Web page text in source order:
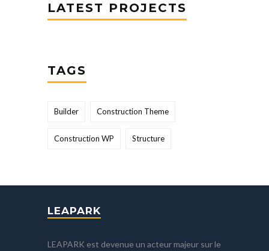
LATEST PROJECTS
TAGS
Builder Construction Theme
Construction WP Structure
LEAPARK
LEAPARK est devenue un acteur majeur sur le